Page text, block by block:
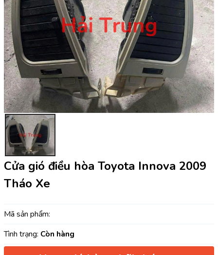
Cửa gió điều hòa Toyota Innova 2009
Tháo Xe
Mã sản phẩm:
Tình trạng: Còn hàng